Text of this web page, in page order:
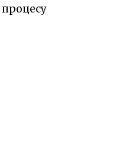
процесу